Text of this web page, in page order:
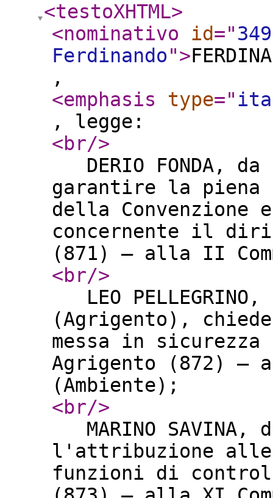
<testoXHTML>
<nominativo
id="
Ferdinando">
,
<emphasis
type="
, legge:
<br/>
DERIO FONDA,
garantire la
della
concernente il
(871) – alla II
<br/>
LEO
(Agrigento),
messa in
Agrigento (872) –
(Ambiente);
<br/>
MARINO SAVINA,
l'attribuzione alle
funzioni di